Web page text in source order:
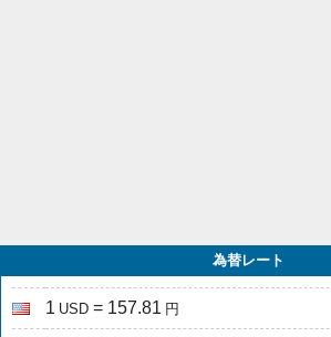
為替レート
1 USD = 157.81 円